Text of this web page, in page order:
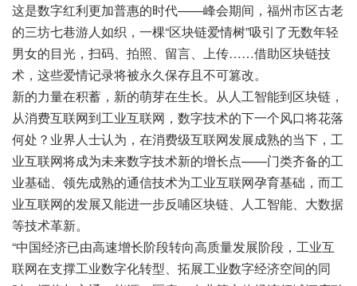
这是数字红利更加普惠的时代——峰会期间，福州市区古老
的三坊七巷游人如织，一棵“区块链爱情树”吸引了无数年轻
男女的目光，扫码、拍照、留言、上传……借助区块链技
术，这些爱情记录将被永久保存且不可篡改。
新的力量在积蓄，新的萌芽在生长。从人工智能到区块链，
从消费互联网到工业互联网，数字技术的下一个风口将花落
何处？业界人士认为，在消费级互联网发展成熟的当下，工
业互联网将成为未来数字技术新的增长点——门类齐备的工
业基础、领先成熟的通信技术为工业互联网孕育基础，而工
业互联网的发展又能进一步反哺区块链、人工智能、大数据
等技术革新。
“中国经济已由高速增长阶段转向高质量发展阶段，工业互
联网在支撑工业数字化转型、拓展工业数字经济空间的同